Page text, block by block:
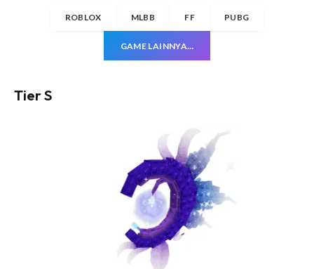
ROBLOX MLBB FF PUBG
GAME LAINNYA…
Tier S